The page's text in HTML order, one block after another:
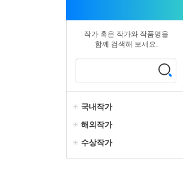
작가 혹은 작가와 작품명을
함께 검색해 보세요.
국내작가
해외작가
수상작가